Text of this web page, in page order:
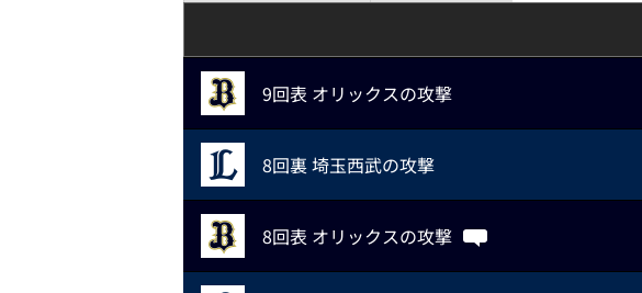
9回表 オリックスの攻撃
8回裏 埼玉西武の攻撃
8回表 オリックスの攻撃